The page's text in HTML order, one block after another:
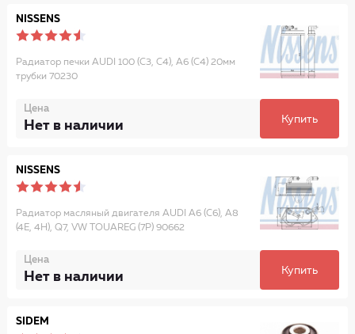
NISSENS
Радиатор печки AUDI 100 (C3, C4), A6 (C4) 20мм
трубки 70230
Цена
Нет в наличии Купить
NISSENS
Радиатор масляный двигателя AUDI A6 (C6), A8
(4E, 4H), Q7, VW TOUAREG (7P) 90662
Цена
Нет в наличии Купить
SIDEM